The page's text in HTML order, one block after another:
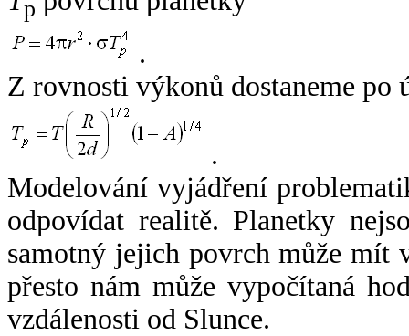
p
.
Z rovnosti výkonů dostaneme po
.
Modelování vyjádření
odpovídat realitě. Planetky
samotný jejich povrch může mít
přesto nám může vypočítaná
vzdálenosti od Slunce.